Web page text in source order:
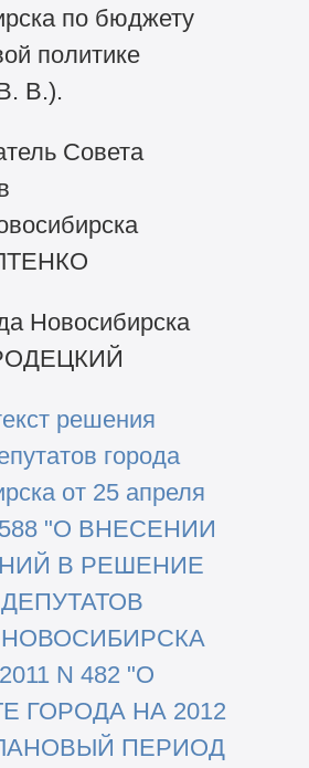
по бюджету
политике
В.).
Совета
Новосибирска
решения
города
от 25 апреля
588 "О ВНЕСЕНИИ
В РЕШЕНИЕ
N 482 "О
ГОРОДА НА 2012
ПЕРИОД